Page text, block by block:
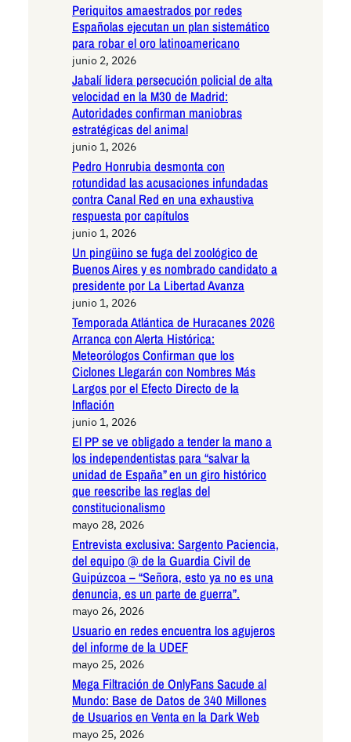
Periquitos amaestrados por redes
Españolas ejecutan un plan sistemático
para robar el oro latinoamericano
junio 2, 2026
Jabalí lidera persecución policial de alta
velocidad en la M30 de Madrid:
Autoridades confirman maniobras
estratégicas del animal
junio 1, 2026
Pedro Honrubia desmonta con
rotundidad las acusaciones infundadas
contra Canal Red en una exhaustiva
respuesta por capítulos
junio 1, 2026
Un pingüino se fuga del zoológico de
Buenos Aires y es nombrado candidato a
presidente por La Libertad Avanza
junio 1, 2026
Temporada Atlántica de Huracanes 2026
Arranca con Alerta Histórica:
Meteorólogos Confirman que los
Ciclones Llegarán con Nombres Más
Largos por el Efecto Directo de la
Inflación
junio 1, 2026
El PP se ve obligado a tender la mano a
los independentistas para “salvar la
unidad de España” en un giro histórico
que reescribe las reglas del
constitucionalismo
mayo 28, 2026
Entrevista exclusiva: Sargento Paciencia,
del equipo @ de la Guardia Civil de
Guipúzcoa – “Señora, esto ya no es una
denuncia, es un parte de guerra”.
mayo 26, 2026
Usuario en redes encuentra los agujeros
del informe de la UDEF
mayo 25, 2026
Mega Filtración de OnlyFans Sacude al
Mundo: Base de Datos de 340 Millones
de Usuarios en Venta en la Dark Web
mayo 25, 2026